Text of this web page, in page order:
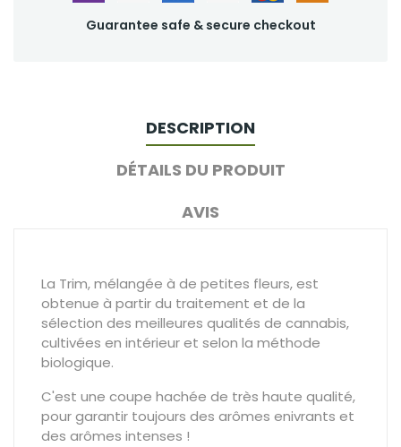
Guarantee safe & secure checkout
DESCRIPTION
DÉTAILS DU PRODUIT
AVIS
La Trim, mélangée à de petites fleurs, est
obtenue à partir du traitement et de la
sélection des meilleures qualités de cannabis,
cultivées en intérieur et selon la méthode
biologique.
C'est une coupe hachée de très haute qualité,
pour garantir toujours des arômes enivrants et
des arômes intenses !